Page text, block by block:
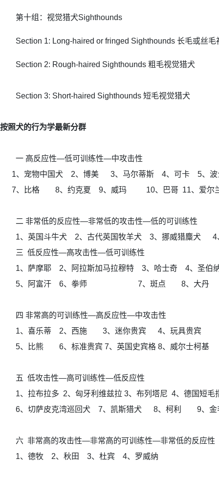
第十组：视觉猎犬Sighthounds
Section 1: Long-haired or fringed Sighthounds 长毛或丝毛
Section 2: Rough-haired Sighthounds 粗毛视觉猎犬
Section 3: Short-haired Sighthounds 短毛视觉猎犬
按照犬的行为学最新分群
一 高反应性—低可训练性—中攻击性
1、宠物中国犬 2、博美 3、马尔蒂斯 4、可卡 5、
7、比格 8、约克夏 9、威玛 10、巴哥 11、爱尔
二 非常低的反应性—非常低的攻击性—低的可训练性
1、英国斗牛犬 2、古代英国牧羊犬 3、挪威猎麋犬
三 低反应性—高攻击性—低可训练性
1、萨摩耶 2、阿拉斯加马拉穆特 3、哈士奇 4、圣
5、阿富汗 6、拳师 7、斑点 8、大
四 非常高的可训练性—高反应性—中攻击性
1、喜乐蒂 2、西施 3、迷你贵宾 4、玩具贵宾
5、比熊 6、标准贵宾 7、英国史宾格 8、威尔士柯
五 低攻击性—高可训练性—低反应性
1、拉布拉多 2、匈牙利维兹拉 3、布列塔尼 4、德国短
6、切萨皮克湾巡回犬 7、凯斯猎犬 8、柯利 9、金
六 非常高的攻击性—非常高的可训练性—非常低的反应
1、德牧 2、秋田 3、杜宾 4、罗威纳